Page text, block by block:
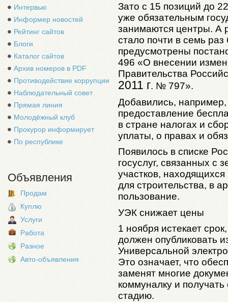
Интервью
Информер новостей
Рейтинг сайтов
Блоги
Каталог сайтов
Архив номеров в PDF
Противодействие коррупции
Наблюдательный совет
Прямая линия
Молодёжный клуб
Прокурор информирует
По республике
Объявления
Продам
Куплю
Услуги
Работа
Разное
Авто-объявления
Зато с 15 позиций до
уже обязательным
занимаются центры. А
стало почти в семь
предусмотрены
496 «О внесении
Правительства
2011 г. № 797».
Добавились, например,
предоставление
в стране налогах и
уплаты, о правах и
Появилось в списке
госуслуг, связанных с
участков,
для строительства, в
пользование.
УЭК снижает цены
1 ноября истекает
должен опубликовать
Универсальной
Это означает, что
заменят многие
коммуналку и
стадию.